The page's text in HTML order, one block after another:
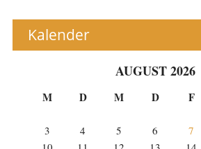
Kalender
AUGUST 2026
M D M D F
3
4 5 6 7